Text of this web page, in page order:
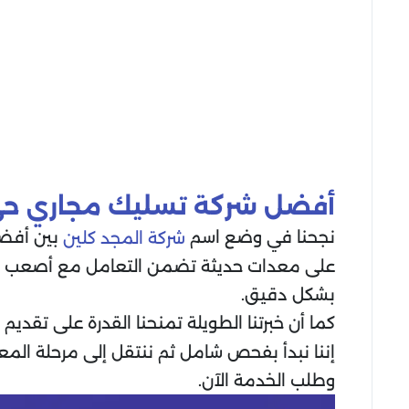
أفضل شركة تسليك مجاري
نجحنا في وضع اسم شركة المجد كلين بين
على معدات حديثة تضمن التعامل مع أصعب
بشكل دقيق.
كما أن خبرتنا الطويلة تمنحنا القدرة على
إننا نبدأ بفحص شامل ثم ننتقل إلى مرحلة
وطلب الخدمة الآن.